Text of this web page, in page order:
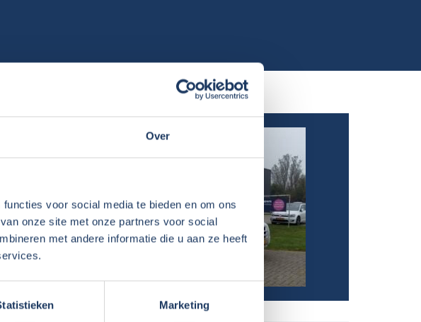
Over
voor social media te bieden en om ons
onze site met onze partners voor social
met andere informatie die u aan ze heeft
Marketing